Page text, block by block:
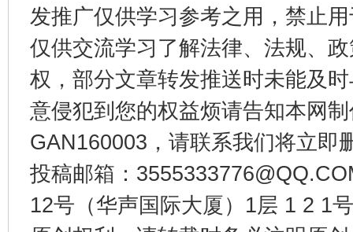
发推广仅供学习参考之用，禁止
仅供交流学习了解法律、法规、
权，部分文章转发推送时未能及
意侵犯到您的权益烦请告知本网
GAN160003，请联系我们将立即
投稿邮箱：
12号（华声国际大厦）1层 1 2 1
千年窑火 生生不息